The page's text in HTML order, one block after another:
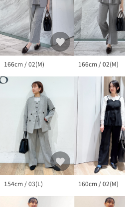
製品と画像のカラーが異なる場合もご
166cm / 02(M) 166cm / 02(M)
154cm / 03(L) 160cm / 02(M)